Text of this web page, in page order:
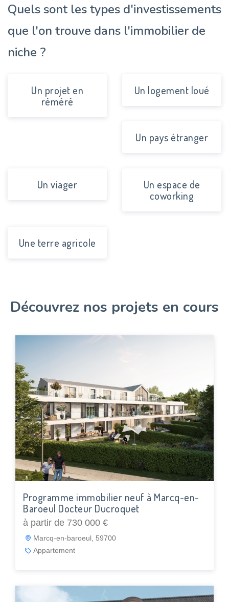
Quels sont les types d'investissements
que l'on trouve dans l'immobilier de
niche ?
Un projet en
réméré
Un logement loué
Un pays étranger
Un viager
Un espace de
coworking
Une terre agricole
Découvrez nos projets en cours
Programme immobilier neuf à Marcq-en-
Baroeul Docteur Ducroquet
à partir de 730 000 €
Marcq-en-baroeul, 59700
Appartement